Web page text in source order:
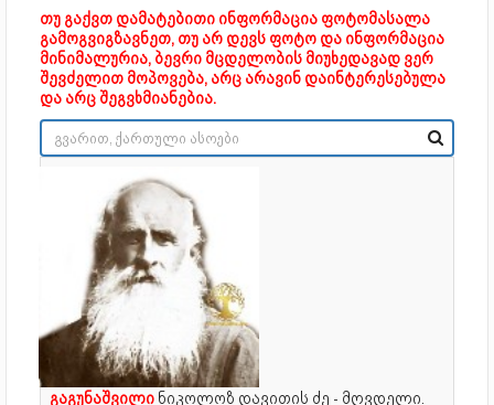
თუ გაქვთ დამატებითი ინფორმაცია ფოტომასალა
გამოგვიგზავნეთ, თუ არ დევს ფოტო და ინფორმაცია
მინიმალურია, ბევრი მცდელობის მიუხედავად ვერ
შევძელით მოპოვება, არც არავინ დაინტერესებულა
და არც შეგვხმიანებია.
გაგუნაშვილი ნიკოლოზ დავითის ძე - მღვდელი.